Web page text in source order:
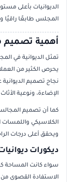
الديوانيات بأعلى
المجلس طابعًا راقيًا
أهمية تصميم
تمثل الديوانية في
يحرص الكثير من
نجاح تصميم الديوانية
الإضاءة، ونوعية
كما أن تصميم المجالس
الكلاسيكي واللمسات
ويحقق أعلى درجات
ديكورات
سواء كانت المساحة
الاستفادة القصوى من